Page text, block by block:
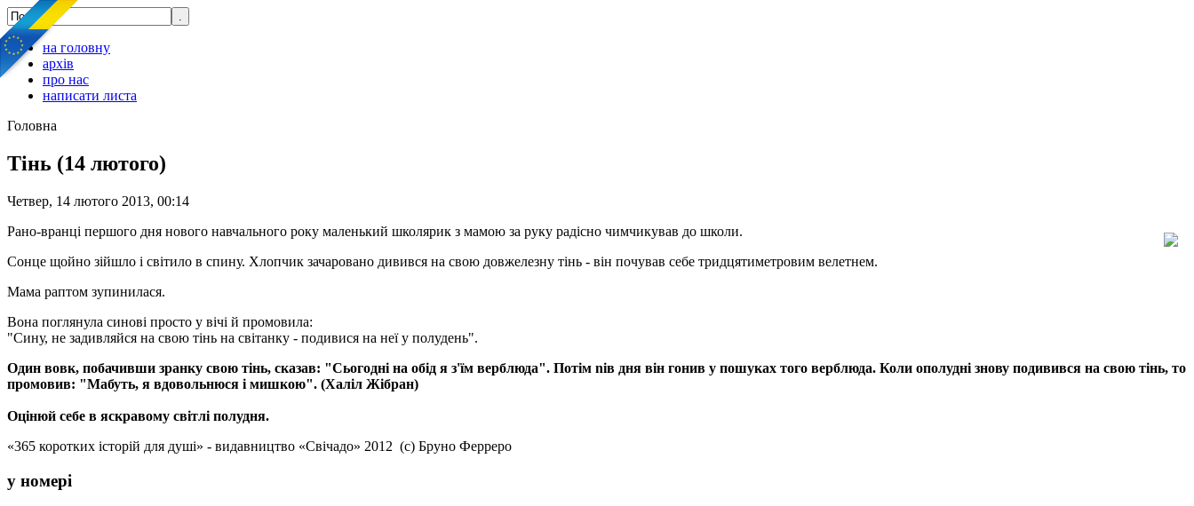
на головну
архів
про нас
написати листа
Головна
Тінь (14 лютого)
Четвер, 14 лютого 2013, 00:14
Рано-вранці першого дня нового навчального року маленький школярик з мамою за руку радісно чимчикував до школи.
Сонце щойно зійшло і світило в спину. Хлопчик зачаровано дивився на свою довжелезну тінь - він почував себе тридцятиметровим велетнем.
Мама раптом зупинилася.
Вона поглянула синові просто у вічі й промовила:
"Сину, не задивляйся на свою тінь на світанку - подивися на неї у полудень".
Один вовк, побачивши зранку свою тінь, сказав: "Сьогодні на обід я з'їм верблюда". Потім niв дня він гонив у пошуках того верблюда. Коли ополудні знову подивився на свою тінь, то
промовив: "Мабуть, я вдовольнюся і мишкою". (Халіл Жібран)
Оцінюй себе в яскравому світлі полудня.
«365 коротких історій для душі» - видавництво «Свічадо» 2012 (с) Бруно Ферреро
у номері